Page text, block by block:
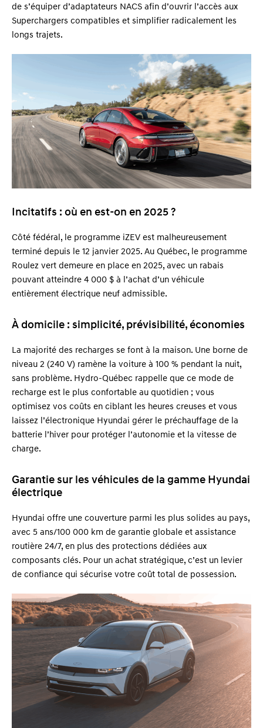
de s’équiper d’adaptateurs NACS afin d’ouvrir l’accès aux
Superchargers compatibles et simplifier radicalement les
longs trajets.
Incitatifs : où en est-on en 2025 ?
Côté fédéral, le programme iZEV est malheureusement
terminé depuis le 12 janvier 2025. Au Québec, le programme
Roulez vert demeure en place en 2025, avec un rabais
pouvant atteindre 4 000 $ à l’achat d’un véhicule
entièrement électrique neuf admissible.
À domicile : simplicité, prévisibilité, économies
La majorité des recharges se font à la maison. Une borne de
niveau 2 (240 V) ramène la voiture à 100 % pendant la nuit,
sans problème. Hydro-Québec rappelle que ce mode de
recharge est le plus confortable au quotidien ; vous
optimisez vos coûts en ciblant les heures creuses et vous
laissez l’électronique Hyundai gérer le préchauffage de la
batterie l’hiver pour protéger l’autonomie et la vitesse de
charge.
Garantie sur les véhicules de la gamme Hyundai
électrique
Hyundai offre une couverture parmi les plus solides au pays,
avec 5 ans/100 000 km de garantie globale et assistance
routière 24/7, en plus des protections dédiées aux
composants clés. Pour un achat stratégique, c’est un levier
de confiance qui sécurise votre coût total de possession.